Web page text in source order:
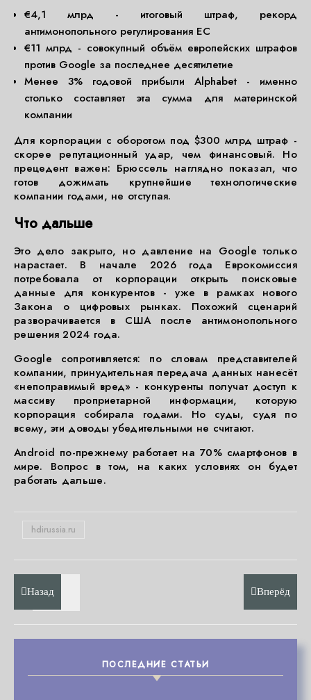
€4,1 млрд - итоговый штраф, рекорд
антимонопольного регулирования ЕС
€11 млрд - совокупный объём европейских штрафов
против Google за последнее десятилетие
Менее 3% годовой прибыли Alphabet - именно
столько составляет эта сумма для материнской
компании
Для корпорации с оборотом под $300 млрд штраф -
скорее репутационный удар, чем финансовый. Но
прецедент важен: Брюссель наглядно показал, что
готов дожимать крупнейшие технологические
компании годами, не отступая.
Что дальше
Это дело закрыто, но давление на Google только
нарастает. В начале 2026 года Еврокомиссия
потребовала от корпорации открыть поисковые
данные для конкурентов - уже в рамках нового
Закона о цифровых рынках. Похожий сценарий
разворачивается в США после антимонопольного
решения 2024 года.
Google сопротивляется: по словам представителей
компании, принудительная передача данных нанесёт
«непоправимый вред» - конкуренты получат доступ к
массиву проприетарной информации, которую
корпорация собирала годами. Но суды, судя по
всему, эти доводы убедительными не считают.
Android по-прежнему работает на 70% смартфонов в
мире. Вопрос в том, на каких условиях он будет
работать дальше.
hdirussia.ru
Назад Вперёд
ПОСЛЕДНИЕ СТАТЬИ